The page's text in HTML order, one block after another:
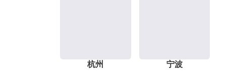
杭州 宁波